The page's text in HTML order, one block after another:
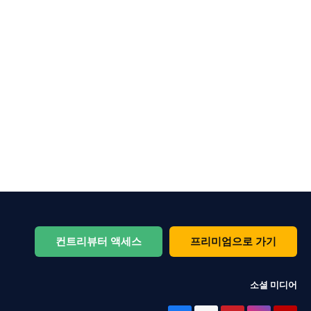
컨트리뷰터 액세스 프리미엄으로 가기
소셜 미디어